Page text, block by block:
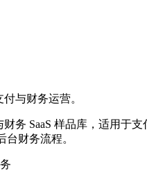
与财务运营。
务 SaaS 样品库，适用于支
台财务流程。